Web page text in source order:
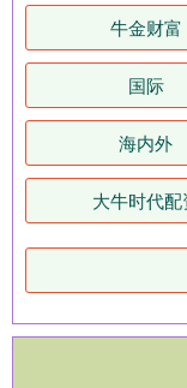
牛金财富
国际
海内外
大牛时代配